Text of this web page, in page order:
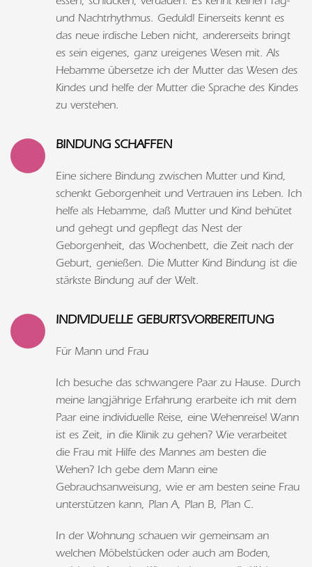
und Nachtrhythmus. Geduld! Einerseits kennt es
das neue irdische Leben nicht, andererseits bringt
es sein eigenes, ganz ureigenes Wesen mit. Als
Hebamme übersetze ich der Mutter das Wesen des
Kindes und helfe der Mutter die Sprache des Kindes
zu verstehen.
BINDUNG SCHAFFEN
Eine sichere Bindung zwischen Mutter und Kind,
schenkt Geborgenheit und Vertrauen ins Leben. Ich
helfe als Hebamme, daß Mutter und Kind behütet
und gehegt und gepflegt das Nest der
Geborgenheit, das Wochenbett, die Zeit nach der
Geburt, genießen. Die Mutter Kind Bindung ist die
stärkste Bindung auf der Welt.
INDIVIDUELLE GEBURTSVORBEREITUNG
Für Mann und Frau
Ich besuche das schwangere Paar zu Hause. Durch
meine langjährige Erfahrung erarbeite ich mit dem
Paar eine individuelle Reise, eine Wehenreise! Wann
ist es Zeit, in die Klinik zu gehen? Wie verarbeitet
die Frau mit Hilfe des Mannes am besten die
Wehen? Ich gebe dem Mann eine
Gebrauchsanweisung, wie er am besten seine Frau
unterstützen kann, Plan A, Plan B, Plan C.
In der Wohnung schauen wir gemeinsam an
welchen Möbelstücken oder auch am Boden,